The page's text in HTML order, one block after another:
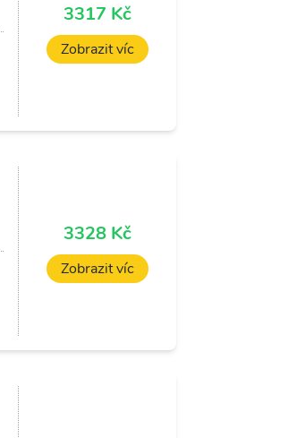
3317 Kč
Zobrazit víc
3328 Kč
Zobrazit víc